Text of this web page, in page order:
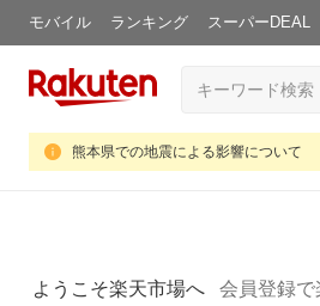
モバイル ランキング スーパーDEAL
熊本県での地震による影響について
ようこそ楽天市場へ 会員登録で